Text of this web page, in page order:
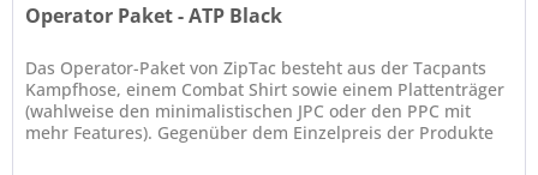
Operator Paket - ATP Black
Das Operator-Paket von ZipTac besteht aus der Tacpants
Kampfhose, einem Combat Shirt sowie einem Plattenträger
(wahlweise den minimalistischen JPC oder den PPC mit
mehr Features). Gegenüber dem Einzelpreis der Produkte